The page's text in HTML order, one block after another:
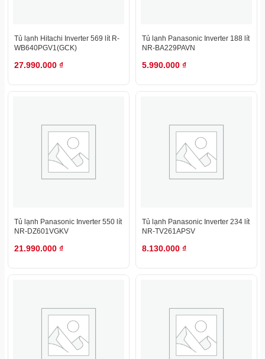
Tủ lạnh Hitachi Inverter 569 lít R-
WB640PGV1(GCK)
27.990.000 ₫
Tủ lạnh Panasonic Inverter 188 lít
NR-BA229PAVN
5.990.000 ₫
Tủ lạnh Panasonic Inverter 550 lít
NR-DZ601VGKV
21.990.000 ₫
Tủ lạnh Panasonic Inverter 234 lít
NR-TV261APSV
8.130.000 ₫